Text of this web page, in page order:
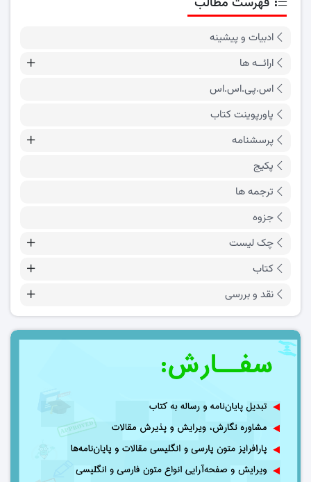
ادبیات و پیشینه
ارائــه ها
اس.پی.اس.اس
پاورپوینت کتاب
پرسشنامه
پکیج
ترجمه ها
جزوه
چک لیست
کتاب
نقد و بررسی